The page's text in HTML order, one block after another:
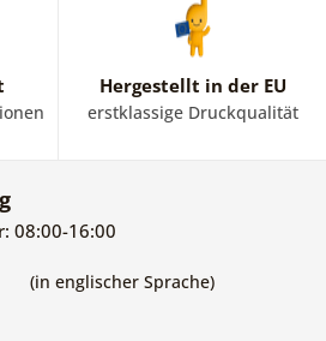
Hergestellt in der EU
erstklassige Druckqualität
08:00-16:00
(in englischer Sprache)